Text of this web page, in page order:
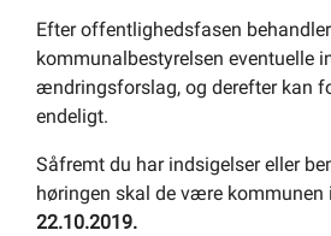
Efter offentlighedsfasen behandler
kommunalbestyrelsen eventuelle
ændringsforslag, og derefter kan
endeligt.
Såfremt du har indsigelser eller
høringen skal de være kommunen
22.10.2019.